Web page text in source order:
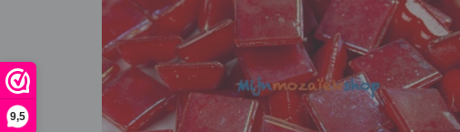
9,5